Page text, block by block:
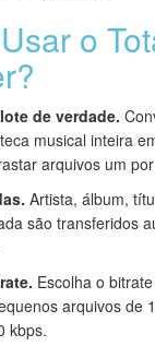
o
de verdade.
musical inteira
arquivos um
Artista, álbum,
são transferidos
Escolha o
arquivos de
kbps.